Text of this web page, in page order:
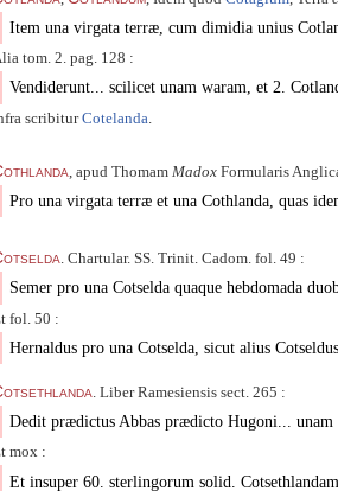
Item una virgata terræ, cum dimidia unius
tom. 2. pag. 128 :
Vendiderunt... scilicet unam waram, et 2.
scribiturCotelanda
, apud Thomam MadoxFormularis
Pro una virgata terræ et una Cothlanda, quas
. Chartular. SS. Trinit. Cadom. fol. 49 :
Semer pro una Cotselda quaque hebdomada
fol. 50 :
Hernaldus pro una Cotselda, sicut alius Cotseldus.
. Liber Ramesiensis sect. 265 :
Dedit prædictus Abbas prædicto Hugoni...
mox :
Et insuper 60. sterlingorum solid. Cotsethlandam.